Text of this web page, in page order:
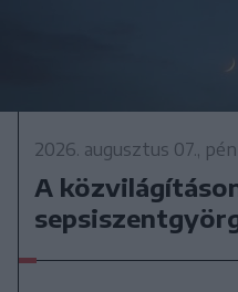
2026. augusztus 07.,
A